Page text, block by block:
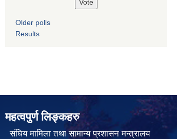
Older polls
Results
महत्वपुर्ण लिङ्कहरु
संघिय मामिला तथा सामान्य प्रशासन मन्त्रालय